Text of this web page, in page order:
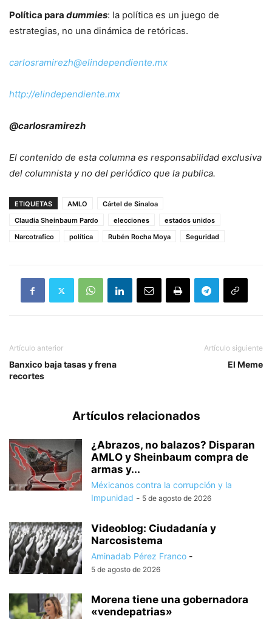
Política para dummies: la política es un juego de
estrategias, no una dinámica de retóricas.
carlosramirezh@elindependiente.mx
http://elindependiente.mx
@carlosramirezh
El contenido de esta columna es responsabilidad exclusiva
del columnista y no del periódico que la publica.
ETIQUETAS AMLO
Cártel de Sinaloa
Claudia Sheinbaum Pardo
elecciones
estados unidos
Narcotrafico
política Rubén Rocha Moya Seguridad
Artículo anterior
Banxico baja tasas y frena
recortes
Artículo siguiente
El Meme
Artículos relacionados
¿Abrazos, no balazos? Disparan
AMLO y Sheinbaum compra de
armas y...
Méxicanos contra la corrupción y la
Impunidad - 5 de agosto de 2026
Videoblog: Ciudadanía y
Narcosistema
Aminadab Pérez Franco -
5 de agosto de 2026
Morena tiene una gobernadora
«vendepatrias»